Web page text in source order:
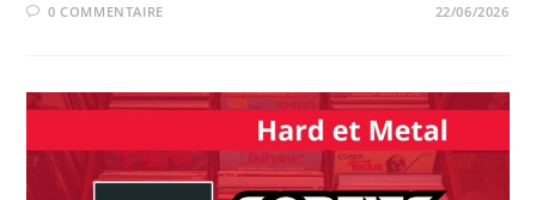
0 COMMENTAIRE 22/06/2026